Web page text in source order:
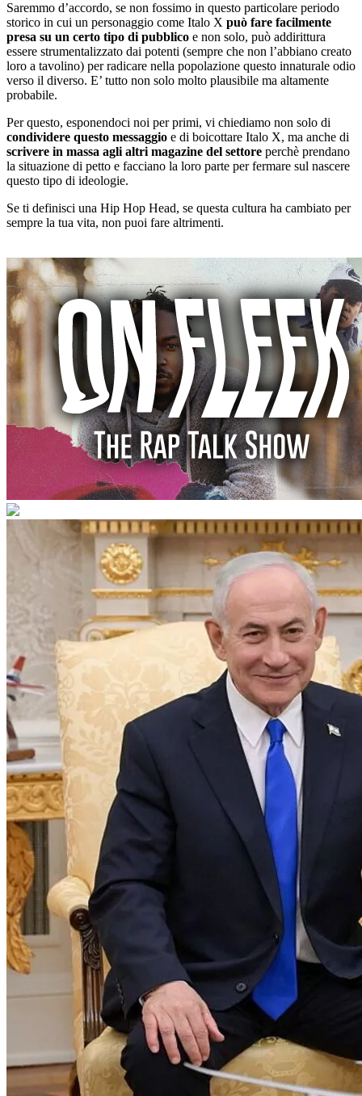
Saremmo d’accordo, se non fossimo in questo particolare periodo
storico in cui un personaggio come Italo X può fare facilmente
presa su un certo tipo di pubblico e non solo, può addirittura
essere strumentalizzato dai potenti (sempre che non l’abbiano creato
loro a tavolino) per radicare nella popolazione questo innaturale odio
verso il diverso. E’ tutto non solo molto plausibile ma altamente
probabile.
Per questo, esponendoci noi per primi, vi chiediamo non solo di
condividere questo messaggio e di boicottare Italo X, ma anche di
scrivere in massa agli altri magazine del settore perchè prendano
la situazione di petto e facciano la loro parte per fermare sul nascere
questo tipo di ideologie.
Se ti definisci una Hip Hop Head, se questa cultura ha cambiato per
sempre la tua vita, non puoi fare altrimenti.